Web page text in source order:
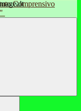
Comprensivo